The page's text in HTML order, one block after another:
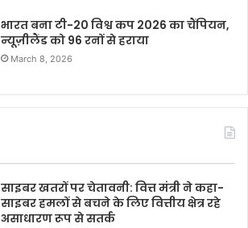
भारत बना टी-20 विश्व कप 2026 का चैंपियन,
न्यूज़ीलैंड को 96 रनों से हराया
March 8, 2026
साइबर खतरों पर चेतावनी: वित्त मंत्री ने कहा-
साइबर हमलों से बचने के लिए वित्तीय क्षेत्र रहे
असाधारण रूप से सतर्क